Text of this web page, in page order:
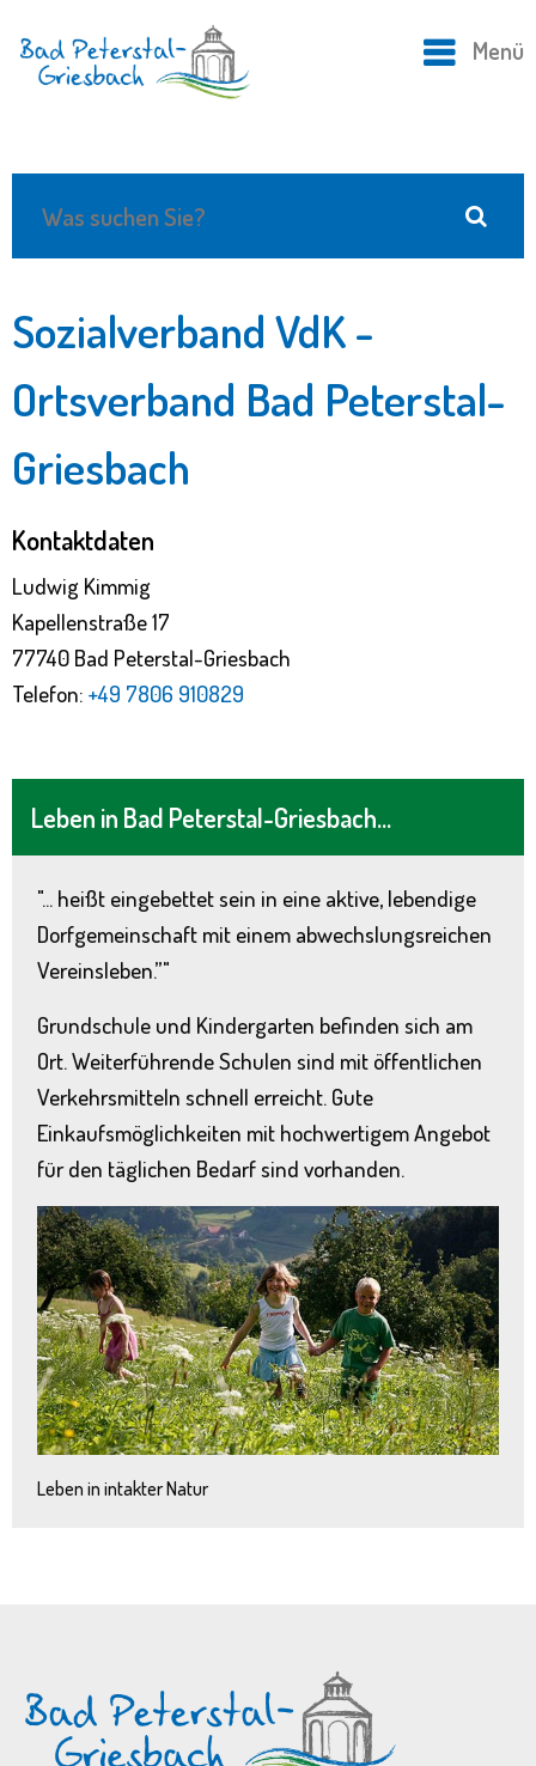
Menü
Leben in Bad Peterstal-Griesbach...
"... heißt eingebettet sein in eine aktive, lebendige
Dorfgemeinschaft mit einem abwechslungsreichen
Vereinsleben.”"
Grundschule und Kindergarten befinden sich am
Ort. Weiterführende Schulen sind mit öffentlichen
Verkehrsmitteln schnell erreicht. Gute
Einkaufsmöglichkeiten mit hochwertigem Angebot
für den täglichen Bedarf sind vorhanden.
Leben in intakter Natur
Sozialverband VdK -
Ortsverband Bad Peterstal-
Griesbach
Kontaktdaten
Ludwig Kimmig
Kapellenstraße 17
77740 Bad Peterstal-Griesbach
Telefon: +49 7806 910829